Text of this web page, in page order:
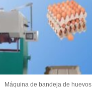
Máquina de bandeja de huevos